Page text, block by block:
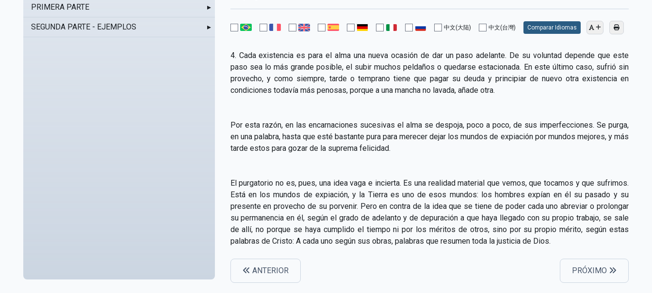
PRIMERA PARTE ▸
SEGUNDA PARTE - EJEMPLOS ▸ 中文(大陆) 中文(台灣) Comparar Idiomas
4. Cada existencia es para el alma una nueva ocasión de dar un paso adelante. De su voluntad depende que este
paso sea lo más grande posible, el subir muchos peldaños o quedarse estacionada. En este último caso, sufrió sin
provecho, y como siempre, tarde o temprano tiene que pagar su deuda y principiar de nuevo otra existencia en
condiciones todavía más penosas, porque a una mancha no lavada, añade otra.
Por esta razón, en las encarnaciones sucesivas el alma se despoja, poco a poco, de sus imperfecciones. Se purga,
en una palabra, hasta que esté bastante pura para merecer dejar los mundos de expiación por mundos mejores, y más
tarde estos para gozar de la suprema felicidad.
El purgatorio no es, pues, una idea vaga e incierta. Es una realidad material que vemos, que tocamos y que sufrimos.
Está en los mundos de expiación, y la Tierra es uno de esos mundos: los hombres expían en él su pasado y su
presente en provecho de su porvenir. Pero en contra de la idea que se tiene de poder cada uno abreviar o prolongar
su permanencia en él, según el grado de adelanto y de depuración a que haya llegado con su propio trabajo, se sale
de allí, no porque se haya cumplido el tiempo ni por los méritos de otros, sino por su propio mérito, según estas
palabras de Cristo: A cada uno según sus obras, palabras que resumen toda la justicia de Dios.
ANTERIOR PRÓXIMO